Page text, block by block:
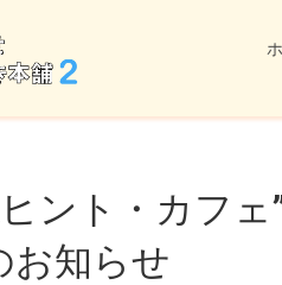
お知らせ